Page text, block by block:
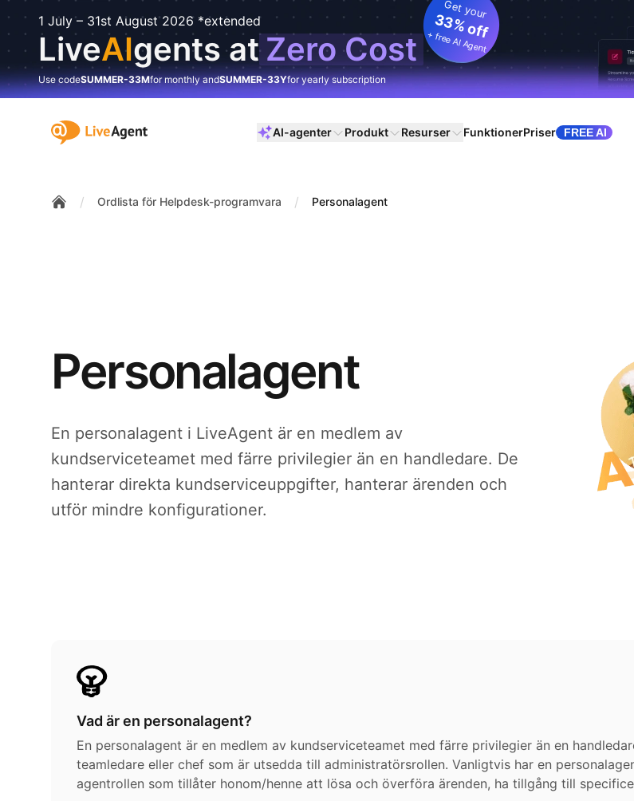
1 July – 31st August 2026 *extended
LiveAIgents at Zero Cost
Get your
33% off
+ free AI Agent
Use codeSUMMER-33Mfor monthly andSUMMER-33Yfor yearly subscription
:site.title AI-agenter Produkt Resurser FunktionerPriser FREE AI
/ Ordlista för Helpdesk-programvara / Personalagent
Personalagent
En personalagent i LiveAgent är en medlem av
kundserviceteamet med färre privilegier än en handledare. De
hanterar direkta kundserviceuppgifter, hanterar ärenden och
utför mindre konfigurationer.
Vad är en personalagent?
En personalagent är en medlem av kundserviceteamet med färre privilegier än en
teamledare eller chef som är utsedda till administratörsrollen. Vanligtvis har en
agentrollen som tillåter honom/henne att lösa och överföra ärenden, ha tillgång till